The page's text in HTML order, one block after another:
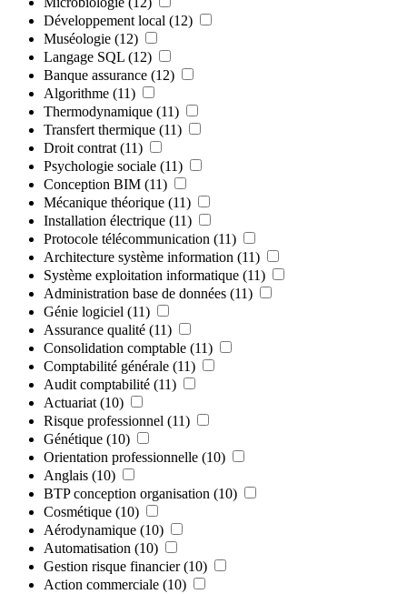
Développement local (12)
Muséologie (12)
Langage SQL (12)
Banque assurance (12)
Algorithme (11)
Thermodynamique (11)
Transfert thermique (11)
Droit contrat (11)
Psychologie sociale (11)
Conception BIM (11)
Mécanique théorique (11)
Installation électrique (11)
Protocole télécommunication (11)
Architecture système information (11)
Système exploitation informatique (11)
Administration base de données (11)
Génie logiciel (11)
Assurance qualité (11)
Consolidation comptable (11)
Comptabilité générale (11)
Audit comptabilité (11)
Actuariat (10)
Risque professionnel (11)
Génétique (10)
Orientation professionnelle (10)
Anglais (10)
BTP conception organisation (10)
Cosmétique (10)
Aérodynamique (10)
Automatisation (10)
Gestion risque financier (10)
Action commerciale (10)